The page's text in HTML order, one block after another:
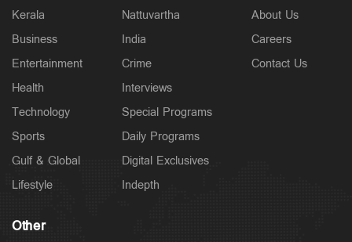
Kerala
Business
Entertainment
Health
Technology
Sports
Gulf & Global
Lifestyle
Nattuvartha
India
Crime
Interviews
Special Programs
Daily Programs
Digital Exclusives
Indepth
About Us
Careers
Contact Us
Other